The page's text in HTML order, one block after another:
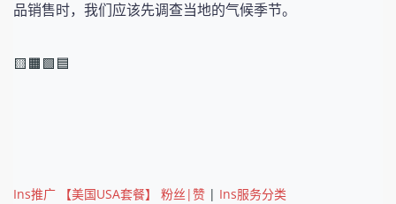
品销售时，我们应该先调查当地的气候季节。
🟨🟧🟩🟦
Ins推广 【美国USA套餐】 粉丝|赞 | Ins服务分类